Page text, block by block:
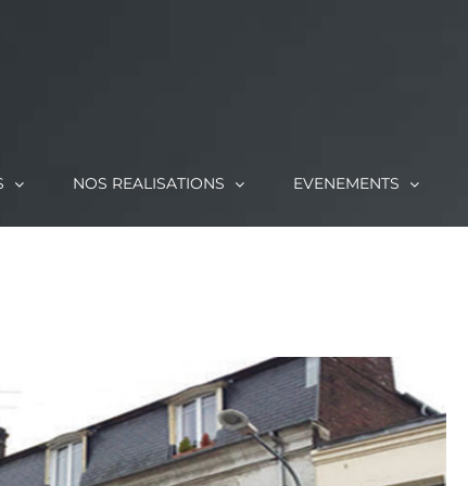
NOS REALISATIONS EVENEMENTS